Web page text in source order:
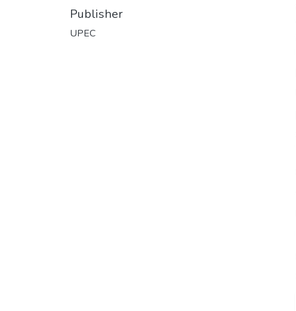
Publisher
UPEC